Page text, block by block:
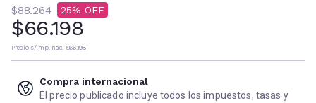
$88.264 25
$66.198
Precio s/imp. nac. $66.198
Compra internacional
El precio publicado incluye todos los impuestos, tasas y